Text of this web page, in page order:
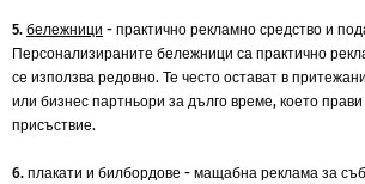
5. бележници - практично рекламно средство и
Персонализираните бележници са практично
се използва редовно. Те често остават в
или бизнес партньори за дълго време, което
присъствие.
6. плакати и билбордове - мащабна реклама за